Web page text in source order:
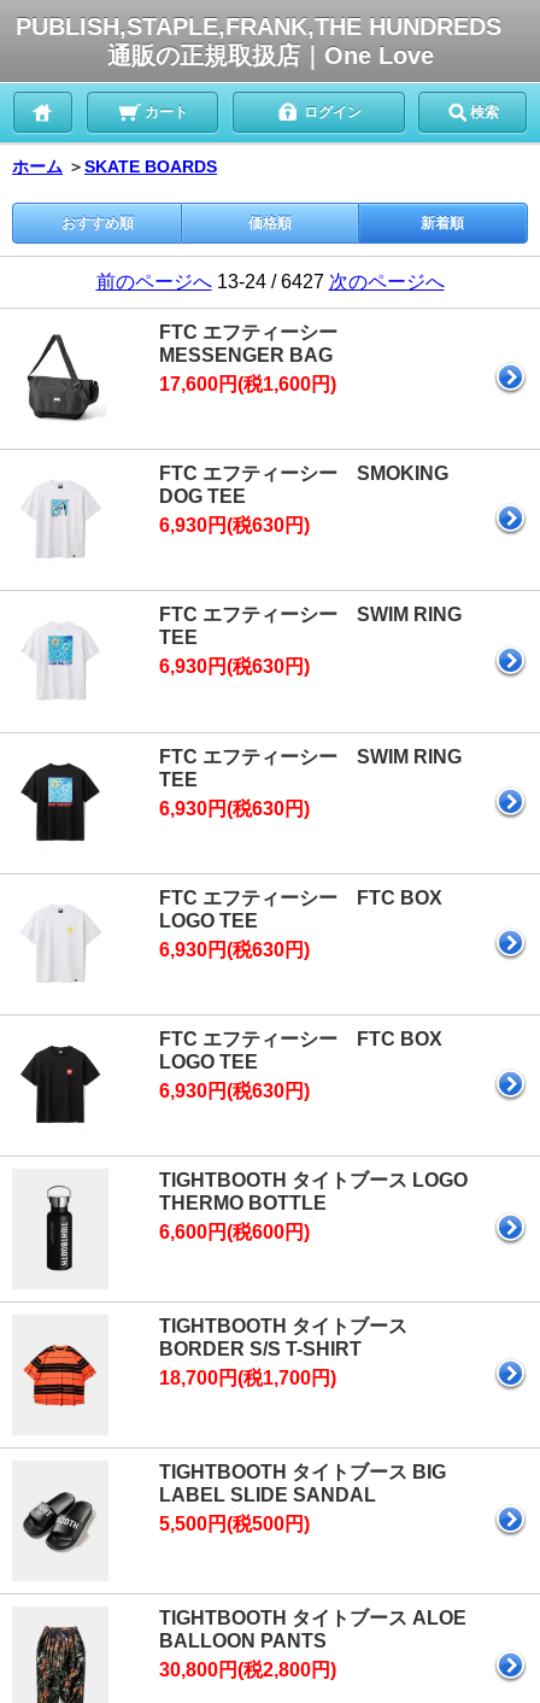
PUBLISH,STAPLE,FRANK,THE HUNDREDS
通販の正規取扱店｜One Love
カート ログイン 検索
ホーム ＞SKATE BOARDS
おすすめ順 価格順 新着順
前のページへ13-24 / 6427 次のページへ
FTC エフティーシー
MESSENGER BAG
17,600円(税1,600円)
FTC エフティーシー SMOKING
DOG TEE
6,930円(税630円)
FTC エフティーシー SWIM RING
TEE
6,930円(税630円)
FTC エフティーシー SWIM RING
TEE
6,930円(税630円)
FTC エフティーシー FTC BOX
LOGO TEE
6,930円(税630円)
FTC エフティーシー FTC BOX
LOGO TEE
6,930円(税630円)
TIGHTBOOTH タイトブース LOGO
THERMO BOTTLE
6,600円(税600円)
TIGHTBOOTH タイトブース
BORDER S/S T-SHIRT
18,700円(税1,700円)
TIGHTBOOTH タイトブース BIG
LABEL SLIDE SANDAL
5,500円(税500円)
TIGHTBOOTH タイトブース ALOE
BALLOON PANTS
30,800円(税2,800円)